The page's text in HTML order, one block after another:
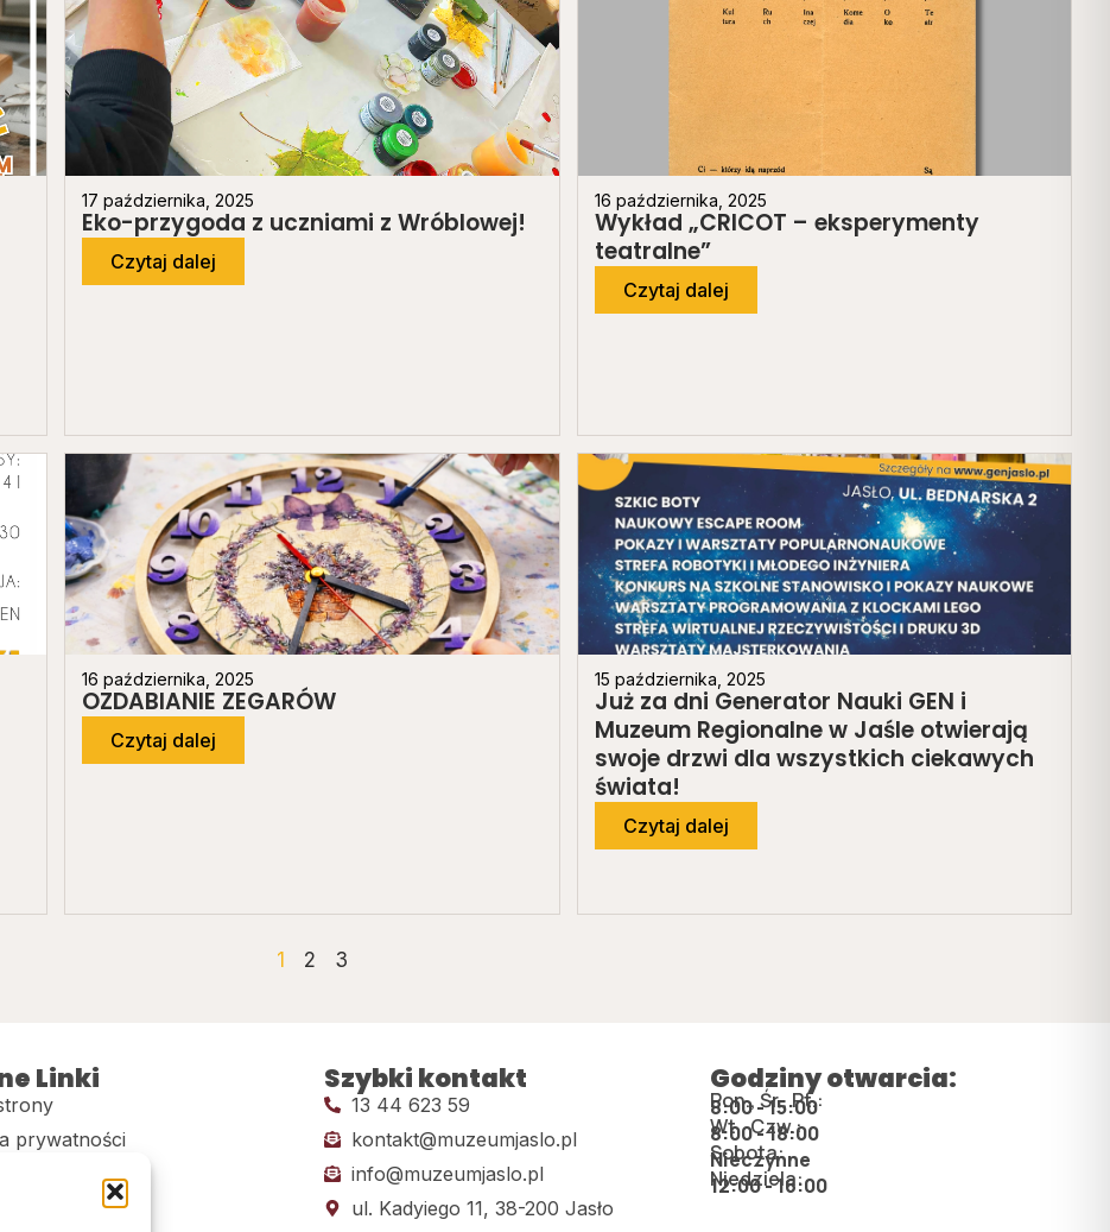
17 października, 2025
Eko-przygoda z uczniami z Wróblowej!
Czytaj dalej
16 października, 2025
Wykład „CRICOT – eksperymenty
teatralne”
Czytaj dalej
16 października, 2025
OZDABIANIE ZEGARÓW
Czytaj dalej
15 października, 2025
Już za dni Generator Nauki GEN i
Muzeum Regionalne w Jaśle otwierają
swoje drzwi dla wszystkich ciekawych
świata!
Czytaj dalej
1 2 3
Linki
prywatności
dostępności
Szybki kontakt
13 44 623 59
kontakt@muzeumjaslo.pl
info@muzeumjaslo.pl
ul. Kadyiego 11, 38-200 Jasło
Godziny otwarcia:
Pon., Śr., Pt.:
8:00 - 15:00
Wt., Czw.:
8:00 - 18:00
Sobota:
Nieczynne
Niedziela:
12:00 - 16:00